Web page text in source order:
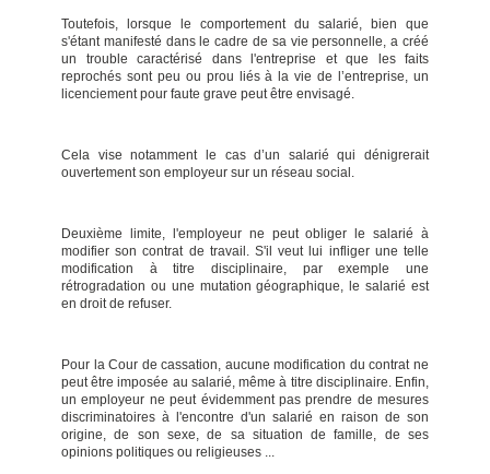
Toutefois, lorsque le comportement du salarié, bien que
s'étant manifesté dans le cadre de sa vie personnelle, a créé
un trouble caractérisé dans l'entreprise et que les faits
reprochés sont peu ou prou liés à la vie de l’entreprise, un
licenciement pour faute grave peut être envisagé.
Cela vise notamment le cas d’un salarié qui dénigrerait
ouvertement son employeur sur un réseau social.
Deuxième limite, l'employeur ne peut obliger le salarié à
modifier son contrat de travail. S'il veut lui infliger une telle
modification à titre disciplinaire, par exemple une
rétrogradation ou une mutation géographique, le salarié est
en droit de refuser.
Pour la Cour de cassation, aucune modification du contrat ne
peut être imposée au salarié, même à titre disciplinaire. Enfin,
un employeur ne peut évidemment pas prendre de mesures
discriminatoires à l'encontre d'un salarié en raison de son
origine, de son sexe, de sa situation de famille, de ses
opinions politiques ou religieuses ...